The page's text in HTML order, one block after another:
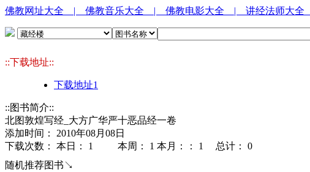
佛教网址大全 | 佛教音乐大全 | 佛教电影大全 | 讲经法师大全
::下载地址::
下载地址1
::图书简介::
北图敦煌写经_大方广华严十恶品经一卷
添加时间： 2010年08月08日
下载次数： 本日： 1 本周： 1 本月：： 1 总计： 0
随机推荐图书↘